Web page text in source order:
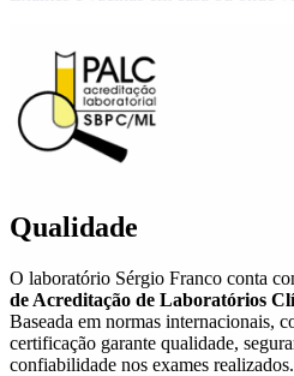
Qualidade
O laboratório Sérgio Franco conta
de Acreditação de Laboratórios
Baseada em normas internacionais,
certificação garante qualidade,
confiabilidade nos exames realizados.